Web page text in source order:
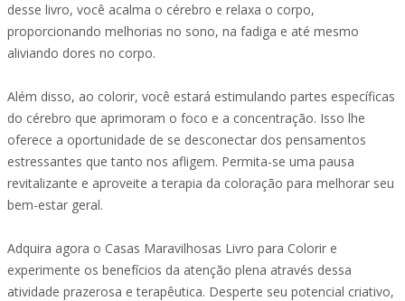
desse livro, você acalma o cérebro e relaxa o corpo,
proporcionando melhorias no sono, na fadiga e até mesmo
aliviando dores no corpo.
Além disso, ao colorir, você estará estimulando partes específicas
do cérebro que aprimoram o foco e a concentração. Isso lhe
oferece a oportunidade de se desconectar dos pensamentos
estressantes que tanto nos afligem. Permita-se uma pausa
revitalizante e aproveite a terapia da coloração para melhorar seu
bem-estar geral.
Adquira agora o Casas Maravilhosas Livro para Colorir e
experimente os benefícios da atenção plena através dessa
atividade prazerosa e terapêutica. Desperte seu potencial criativo,